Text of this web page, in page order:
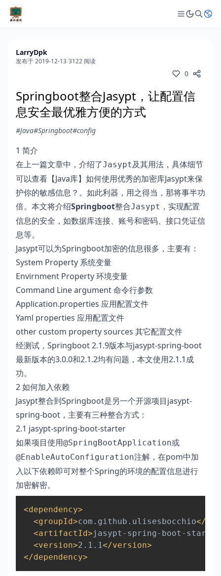
LarryDpk
发布于 2019-12-13/3122 阅读
0
Springboot整合Jasypt，让配置信
息安全最优雅方便的方式
#Java#Springboot#config
1 简介
在上一篇文章中，介绍了Jasypt及其用法，具体细节
可以查看 【Java库】如何使用优秀的加密库Jasypt来保
护你的敏感信息？ 。如此利器，用之得当，那将事半功
倍。本文将介绍Springboot整合Jasypt ，实现配置
信息的安全，如数据库连接、账号和密码、接口凭证信
息等。
Jasypt可以为Springboot加密的信息很多，主要有：
System Property 系统变量
Envirnment Property 环境变量
Command Line argument 命令行参数
Application.properties 应用配置文件
Yaml properties 应用配置文件
other custom property sources 其它配置文件
经测试，Springboot 2.1.9版本与jasypt-spring-boot
最新版本的3.0.0和2.1.2均有问题，本文使用2.1.1成
功。
2 如何加入依赖
Jasypt整合到Springboot是另一个开源项目jasypt-
spring-boot ，主要有三种整合方式：
2.1 jasypt-spring-boot-starter
如果项目使用@SpringBootApplication或
@EnableAutoConfiguration注解，在pom中加
入以下依赖即可对整个Spring的环境的配置信息进行
加密解密。
<dependency>
<groupId>com.github.ulisesbocchio</
<artifactId>jasypt-spring-boot-starter
<version>2.1.1</version>
</dependency>